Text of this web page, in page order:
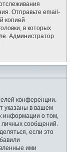
Отправьте email-
копией
в которых
Администратор
конференции.
указаны в вашем
информации о том,
личных сообщений.
если это
ими